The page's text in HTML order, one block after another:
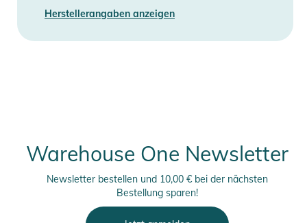
Herstellerangaben anzeigen
Warehouse One Newsletter
Newsletter bestellen und 10,00 € bei der nächsten
Bestellung sparen!